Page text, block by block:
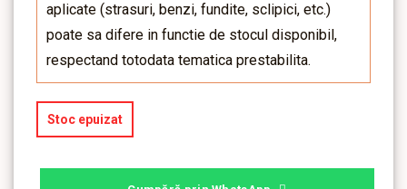
aplicate (strasuri, benzi, fundite, sclipici, etc.)
poate sa difere in functie de stocul disponibil,
respectand totodata tematica prestabilita.
Stoc epuizat